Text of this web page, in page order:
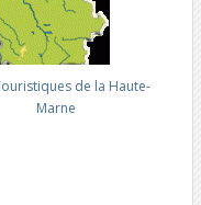
de la Haute-
Marne